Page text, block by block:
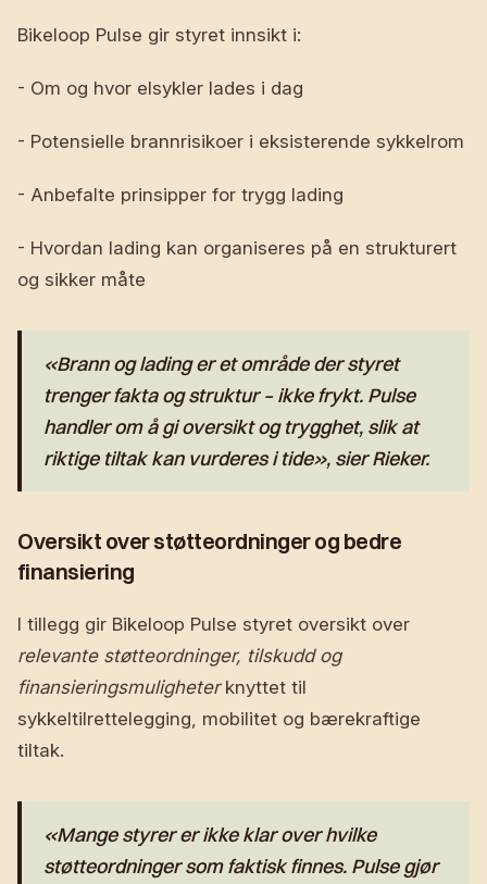
Bikeloop Pulse gir styret innsikt i:
- Om og hvor elsykler lades i dag
- Potensielle brannrisikoer i eksisterende sykkelrom
- Anbefalte prinsipper for trygg lading
- Hvordan lading kan organiseres på en strukturert
og sikker måte
«Brann og lading er et område der styret
trenger fakta og struktur – ikke frykt. Pulse
handler om å gi oversikt og trygghet, slik at
riktige tiltak kan vurderes i tide», sier Rieker.
Oversikt over støtteordninger og bedre
finansiering
I tillegg gir Bikeloop Pulse styret oversikt over
relevante støtteordninger, tilskudd og
finansieringsmuligheterknyttet til
sykkeltilrettelegging, mobilitet og bærekraftige
tiltak.
«Mange styrer er ikke klar over hvilke
støtteordninger som faktisk finnes. Pulse gjør